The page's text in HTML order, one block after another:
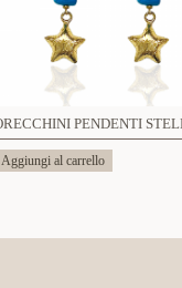
Aggiungi al carrello